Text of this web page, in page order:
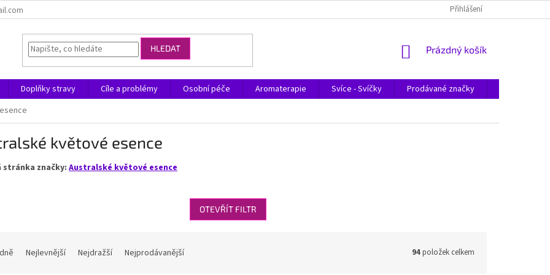
Přihlášení
HLEDAT
NÁKUPNÍ
Prázdný košík
Doplňky stravy Cíle a problémy Osobní péče Aromaterapie Svíce - Svíčky Prodávané značky
květové esence
stránka značky:Australské květové esence
OTEVŘÍT FILTR
Nejlevnější Nejdražší Nejprodávanější 94položek celkem